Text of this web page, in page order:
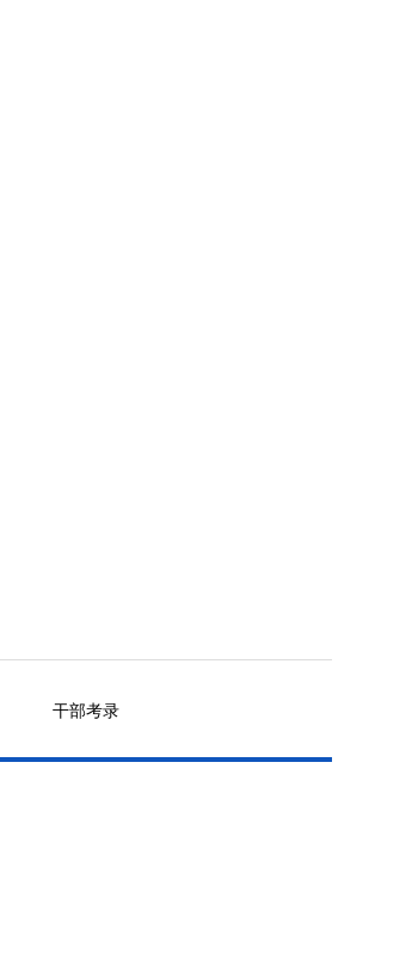
干部考录